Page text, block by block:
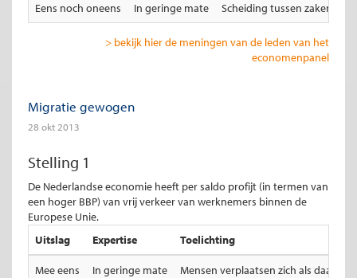
Eens noch oneens In geringe mate Scheiding tussen zaken-
> bekijk hier de meningen van de leden van het
economenpanel
Migratie gewogen
28 okt 2013
Stelling 1
De Nederlandse economie heeft per saldo profijt (in termen van
een hoger BBP) van vrij verkeer van werknemers binnen de
Europese Unie.
Uitslag
Expertise Toelichting
Mee eens In geringe mate Mensen verplaatsen zich als daar